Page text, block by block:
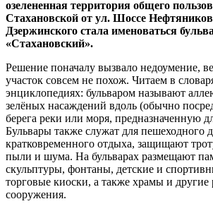
озелененная территория общего
Стахановской от ул. Шоссе
Дзержинского стала именоваться
«Стахановский».
Решение поначалу вызвало недоумение,
участок совсем не похож. Читаем в
энциклопедиях: бульваром называют
зелёных насаждений вдоль (обычно
берега реки или моря, предназначенную
Бульвары также служат для пешеходного
кратковременного отдыха, защищают
пыли и шума. На бульварах размещают
скульптуры, фонтаны, детские и
торговые киоски, а также храмы и другие
сооружения.